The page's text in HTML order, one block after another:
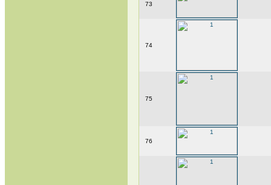
73
74
75
76